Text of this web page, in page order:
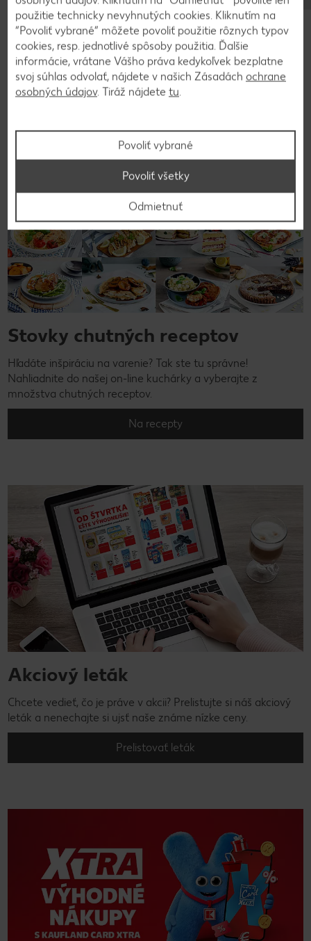
Video k receptu
Späť na prehľad
Stovky chutných receptov
Hľadáte inšpiráciu na varenie? Tak ste tu správne!
Nahliadnite do našej on-line kuchárky a vyberajte z
množstva chutných receptov.
Na recepty
Akciový leták
Chcete vedieť, čo je práve v akcii? Prelistujte si náš akciový
leták a nenechajte si ujsť naše známe nízke ceny.
Prelistovať leták
použitie technicky nevyhnutých cookies. Kliknutím na
“Povoliť vybrané” môžete povoliť použitie rôznych typov
cookies, resp. jednotlivé spôsoby použitia. Ďalšie
informácie, vrátane Vášho práva kedykoľvek bezplatne
svoj súhlas odvolať, nájdete v našich Zásadách ochrane
osobných údajov. Tiráž nájdete tu.
Povoliť vybrané
Odmietnuť
Povoliť všetky